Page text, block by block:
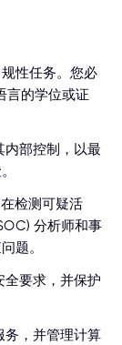
性任务。您必
言的学位或证
内部控制，以最
检测可疑活
分析师和事
题。
全要求，并保护
务，并管理计算